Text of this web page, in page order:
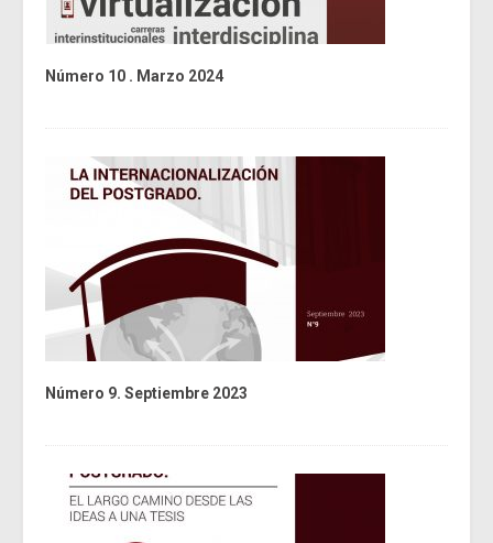
Número 10 . Marzo 2024
Número 9. Septiembre 2023